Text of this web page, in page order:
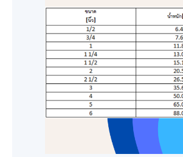
AQ 15-55 VSD (15-55
90 kW/3-120 hp)
Refrigerant Air Dryer
FX6-400 230V 50Hz
FD VSD 100-300, FD 5-
Refrigerant Dryer F 6-
Control & Monitor
CONTROL SOLUTIONS
integrated control
mounted control
Control solutions
GA
GA 30+-90/GA 37-110
kW/40-150 hp)
Oil inject screw
38 mm (1-1/2") PRO-
PUMP
25 mm (1") PRO-FLO
PUMP
13 mm (1/2") PRO-FLO
PUMP
PLASTIC PUMP
76 mm (3") PRO-FLO
METAL PUMP
51 mm (2") PRO-FLO
METAL PUMP
38 mm (1-1/2") PRO-
METAL PUMP
Diaphragms
Yale VTE-U Electric
Trolley and Beam Clamps
Yale CTP Trolley clamp
Yale YC Beam clamp
Explosion Proof Trolleys
Yale HTG ATEX Push
Yale HTP ATEX Push
Textile Lifiting Slings
07 Textile Lifiting
Lever Hoists
YaleERGO 360® UT
GENIE Z-60/34 น้ำมันดีเ
GENIE Z-45/25J แบตเต
โวลต์/15.94เมตร
GENIE S-85 น้ำมันดีเซ
GENIE GS-2032 แบตเต
GENIE GS-4655 แบตเต
โวลต์/15.95เมตร
GENIE GS-4047 แบตเต
โวลต์/11.89เมตร
GENIE GS-2646 แบตเต
Personal - Lift
GENIE AWP-40S แบตเ
โวลต์/12.29เมตร
เหล็กกล่องแบนกัลวาไนส์
Square Pipes)
เหล็กกล่องสี่เหลี่ยมกัลวา
Steel Square Pipes)
เหล็กตัวซี (C Light Lip
เหล็กกล่องแบน
เหล็กเสริมคอนกรีต หรือเหล็กเส้น
เหล็กข้ออ้อย (Deformed
เหล็กเพลาขาว (Cold
เหล็กเส้นกลม (Round
เหล็กโครงสร้างรูปพรรณรีดร้อน
เหล็กฉาก (Equal
เหล็กรางพับ (Cold
เหล็กไวด์แฟรงค์ (Wide
เหล็กโครงสร้างทั่วๆ ไป
เหล็กแผ่นชุบซิงค์
Sheet)
สกรูน็อตแหวนสแตนเลส
สกรูน็อตแหวนมิลดำ
สกรูน็อตแหวนชุบขาว